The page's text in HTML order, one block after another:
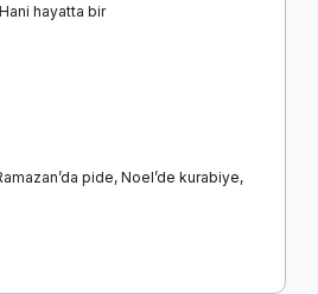
hayatta bir
pide, Noel’de kurabiye,